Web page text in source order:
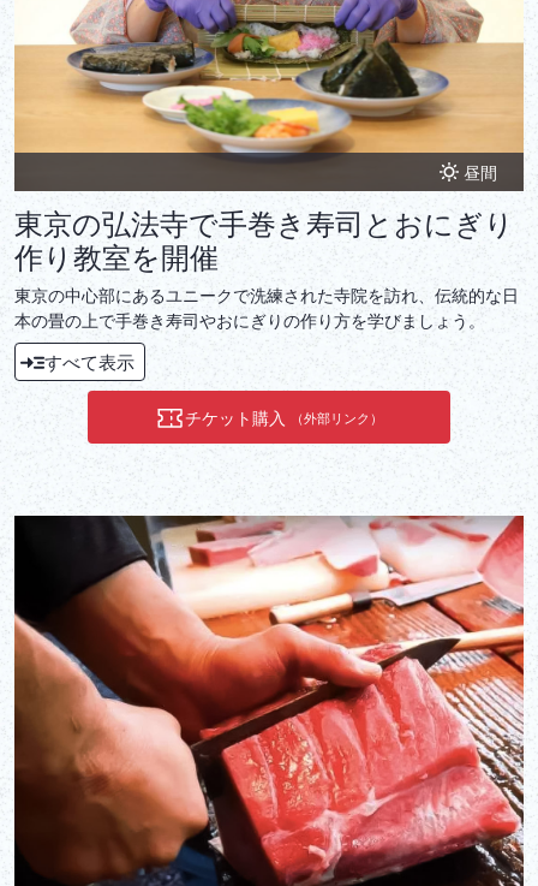
昼間
東京の弘法寺で手巻き寿司とおにぎり
作り教室を開催
東京の中心部にあるユニークで洗練された寺院を訪れ、伝統的な日
本の畳の上で手巻き寿司やおにぎりの作り方を学びましょう。
すべて表示
チケット購入 （外部リンク）